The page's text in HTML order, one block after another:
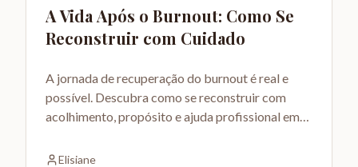
A Vida Após o Burnout: Como Se
Reconstruir com Cuidado
A jornada de recuperação do burnout é real e
possível. Descubra como se reconstruir com
acolhimento, propósito e ajuda profissional em
Elisiane